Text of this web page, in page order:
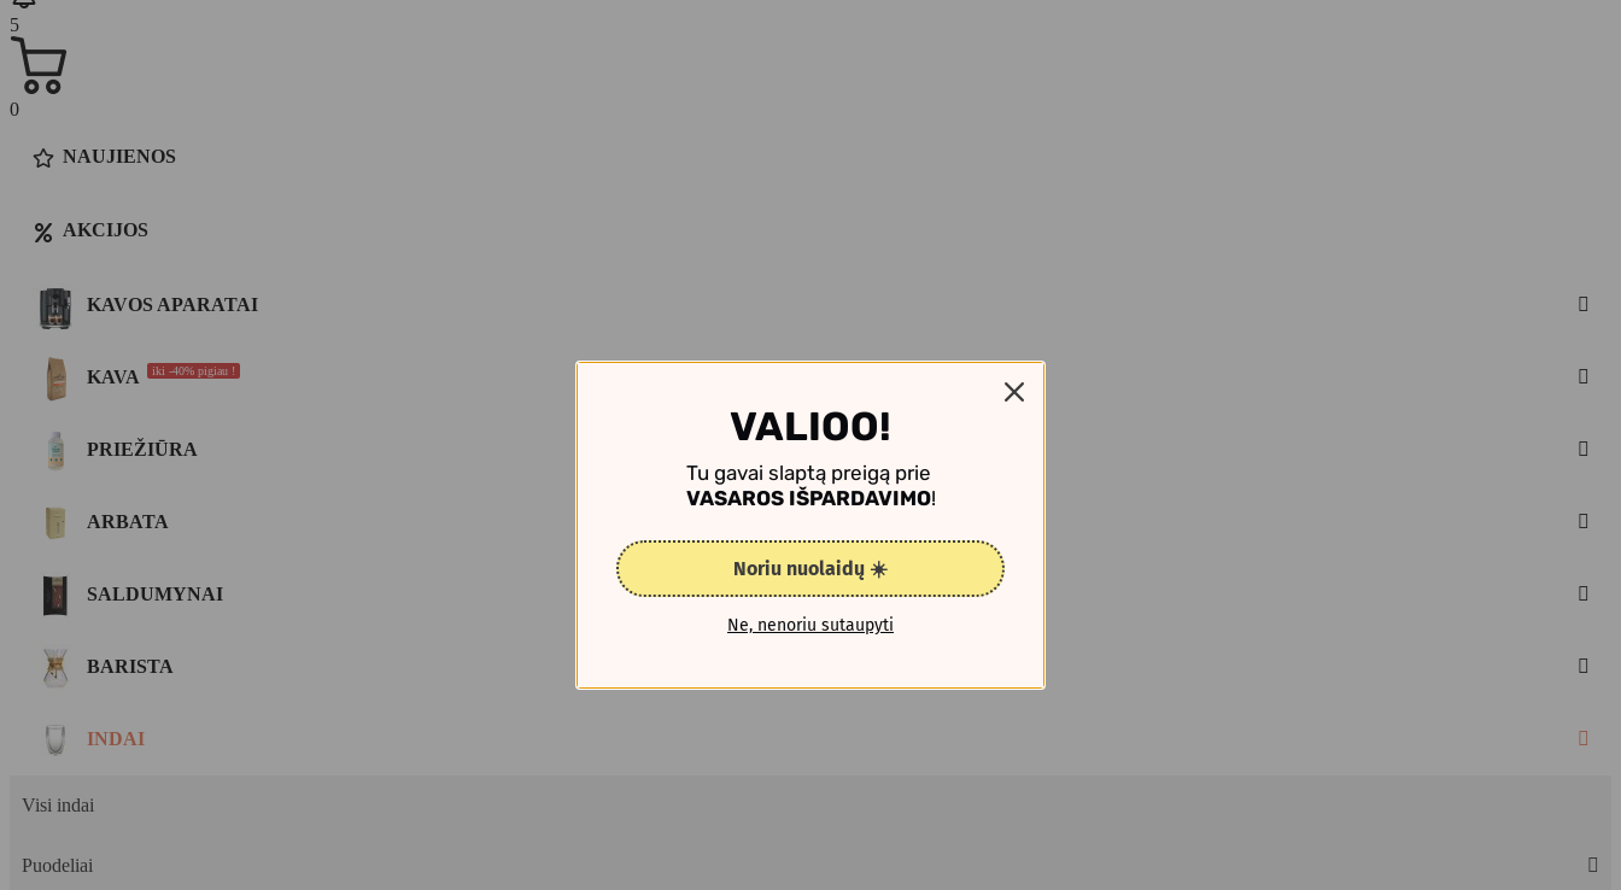
5
0
NAUJIENOS
AKCIJOS
KAVOS APARATAI
KAVA iki -40% pigiau !
PRIEŽIŪRA
ARBATA
SALDUMYNAI
BARISTA
INDAI
Visi indai
Puodeliai
VALIOO!
Tu gavai slaptą preigą prie
VASAROS IŠPARDAVIMO!
Noriu nuolaidų ☀️
Ne, nenoriu sutaupyti